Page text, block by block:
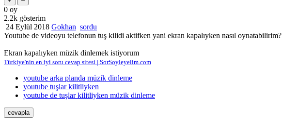
0 oy
2.2k gösterim
24 Eylül 2018 Gokhan sordu
Youtube de videoyu telefonun tuş kilidi aktifken yani ekran kapalıyken nasıl oynatabilirim?
Ekran kapalıyken müzik dinlemek istiyorum
Türkiye'nin en iyi soru cevap sitesi | SorSoyleyelim.com
youtube arka planda müzik dinleme
youtube tuşlar kilitliyken
youtube de tuşlar kilitliyken müzik dinleme